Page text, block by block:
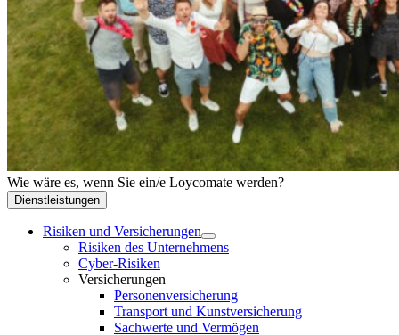
Wie wäre es, wenn Sie ein/e Loycomate werden?
Dienstleistungen
Risiken und Versicherungen
Risiken des Unternehmens
Cyber-Risiken
Versicherungen
Personenversicherung
Transport und Kunstversicherung
Sachwerte und Vermögen